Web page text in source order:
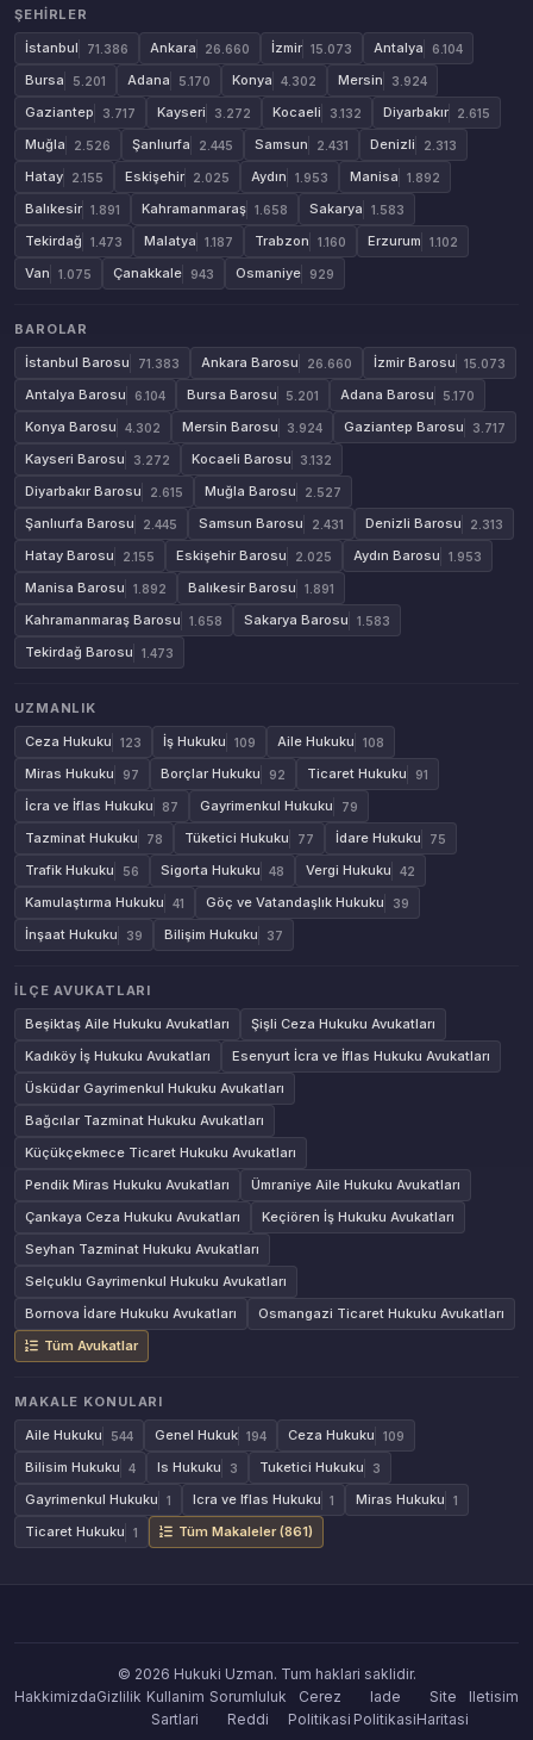
ŞEHIRLER
İstanbul
71.386 Ankara 26.660 İzmir 15.073 Antalya 6.104
Bursa 5.201 Adana 5.170 Konya 4.302 Mersin 3.924
Gaziantep 3.717 Kayseri 3.272 Kocaeli 3.132 Diyarbakır 2.615
Muğla 2.526 Şanlıurfa 2.445 Samsun 2.431 Denizli 2.313
Hatay 2.155 Eskişehir 2.025 Aydın 1.953 Manisa 1.892
Balıkesir 1.891 Kahramanmaraş 1.658 Sakarya 1.583
Tekirdağ 1.473 Malatya 1.187 Trabzon 1.160 Erzurum 1.102
Van 1.075 Çanakkale 943 Osmaniye 929
BAROLAR
İstanbul Barosu
71.383 Ankara Barosu 26.660 İzmir Barosu 15.073
Antalya Barosu 6.104 Bursa Barosu 5.201 Adana Barosu 5.170
Konya Barosu 4.302 Mersin Barosu 3.924 Gaziantep Barosu 3.717
Kayseri Barosu 3.272 Kocaeli Barosu 3.132
Diyarbakır Barosu 2.615 Muğla Barosu 2.527
Şanlıurfa Barosu 2.445 Samsun Barosu 2.431 Denizli Barosu 2.313
Hatay Barosu 2.155 Eskişehir Barosu 2.025 Aydın Barosu 1.953
Manisa Barosu 1.892 Balıkesir Barosu 1.891
Kahramanmaraş Barosu 1.658 Sakarya Barosu 1.583
Tekirdağ Barosu 1.473
UZMANLIK
Ceza Hukuku
123 İş Hukuku 109 Aile Hukuku 108
Miras Hukuku 97 Borçlar Hukuku 92 Ticaret Hukuku 91
İcra ve İflas Hukuku 87 Gayrimenkul Hukuku 79
Tazminat Hukuku 78 Tüketici Hukuku 77 İdare Hukuku 75
Trafik Hukuku 56 Sigorta Hukuku 48 Vergi Hukuku 42
Kamulaştırma Hukuku 41 Göç ve Vatandaşlık Hukuku 39
İnşaat Hukuku 39 Bilişim Hukuku 37
İLÇE AVUKATLARI
Beşiktaş Aile Hukuku Avukatları
Şişli Ceza Hukuku Avukatları
Kadıköy İş Hukuku Avukatları
Esenyurt İcra ve İflas Hukuku Avukatları
Üsküdar Gayrimenkul Hukuku Avukatları
Bağcılar Tazminat Hukuku Avukatları
Küçükçekmece Ticaret Hukuku Avukatları
Pendik Miras Hukuku Avukatları
Ümraniye Aile Hukuku Avukatları
Çankaya Ceza Hukuku Avukatları
Keçiören İş Hukuku Avukatları
Seyhan Tazminat Hukuku Avukatları
Selçuklu Gayrimenkul Hukuku Avukatları
Bornova İdare Hukuku Avukatları
Osmangazi Ticaret Hukuku Avukatları
Tüm Avukatlar
MAKALE KONULARI
Aile Hukuku
544 Genel Hukuk 194 Ceza Hukuku 109
Bilisim Hukuku 4 Is Hukuku 3 Tuketici Hukuku 3
Gayrimenkul Hukuku 1 Icra ve Iflas Hukuku 1 Miras Hukuku 1
Ticaret Hukuku 1 Tüm Makaleler (861)
© 2026 Hukuki Uzman. Tum haklari saklidir.
HakkimizdaGizlilik Kullanim
Sartlari
Sorumluluk
Reddi
Cerez
Politikasi
Iade
Politikasi
Site
Haritasi
Iletisim